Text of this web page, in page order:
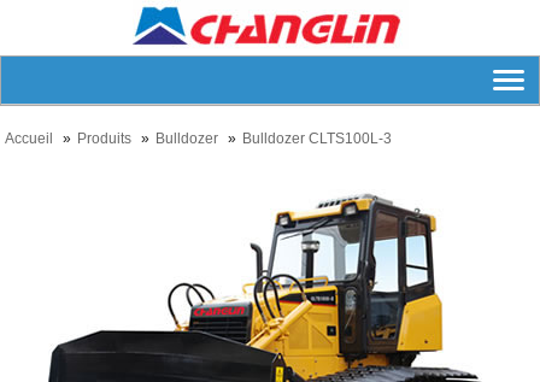
Accueil Produits Bulldozer Bulldozer CLTS100L-3